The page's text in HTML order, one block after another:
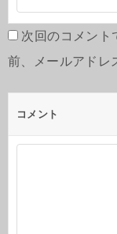
次回のコメント
前、メールアドレ
コメント